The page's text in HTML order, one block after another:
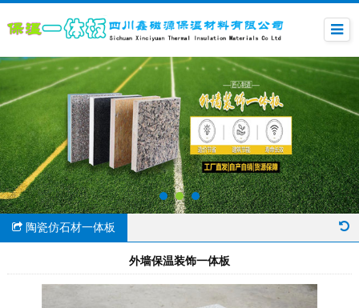
陶瓷仿石材一体板
外墙保温装饰一体板